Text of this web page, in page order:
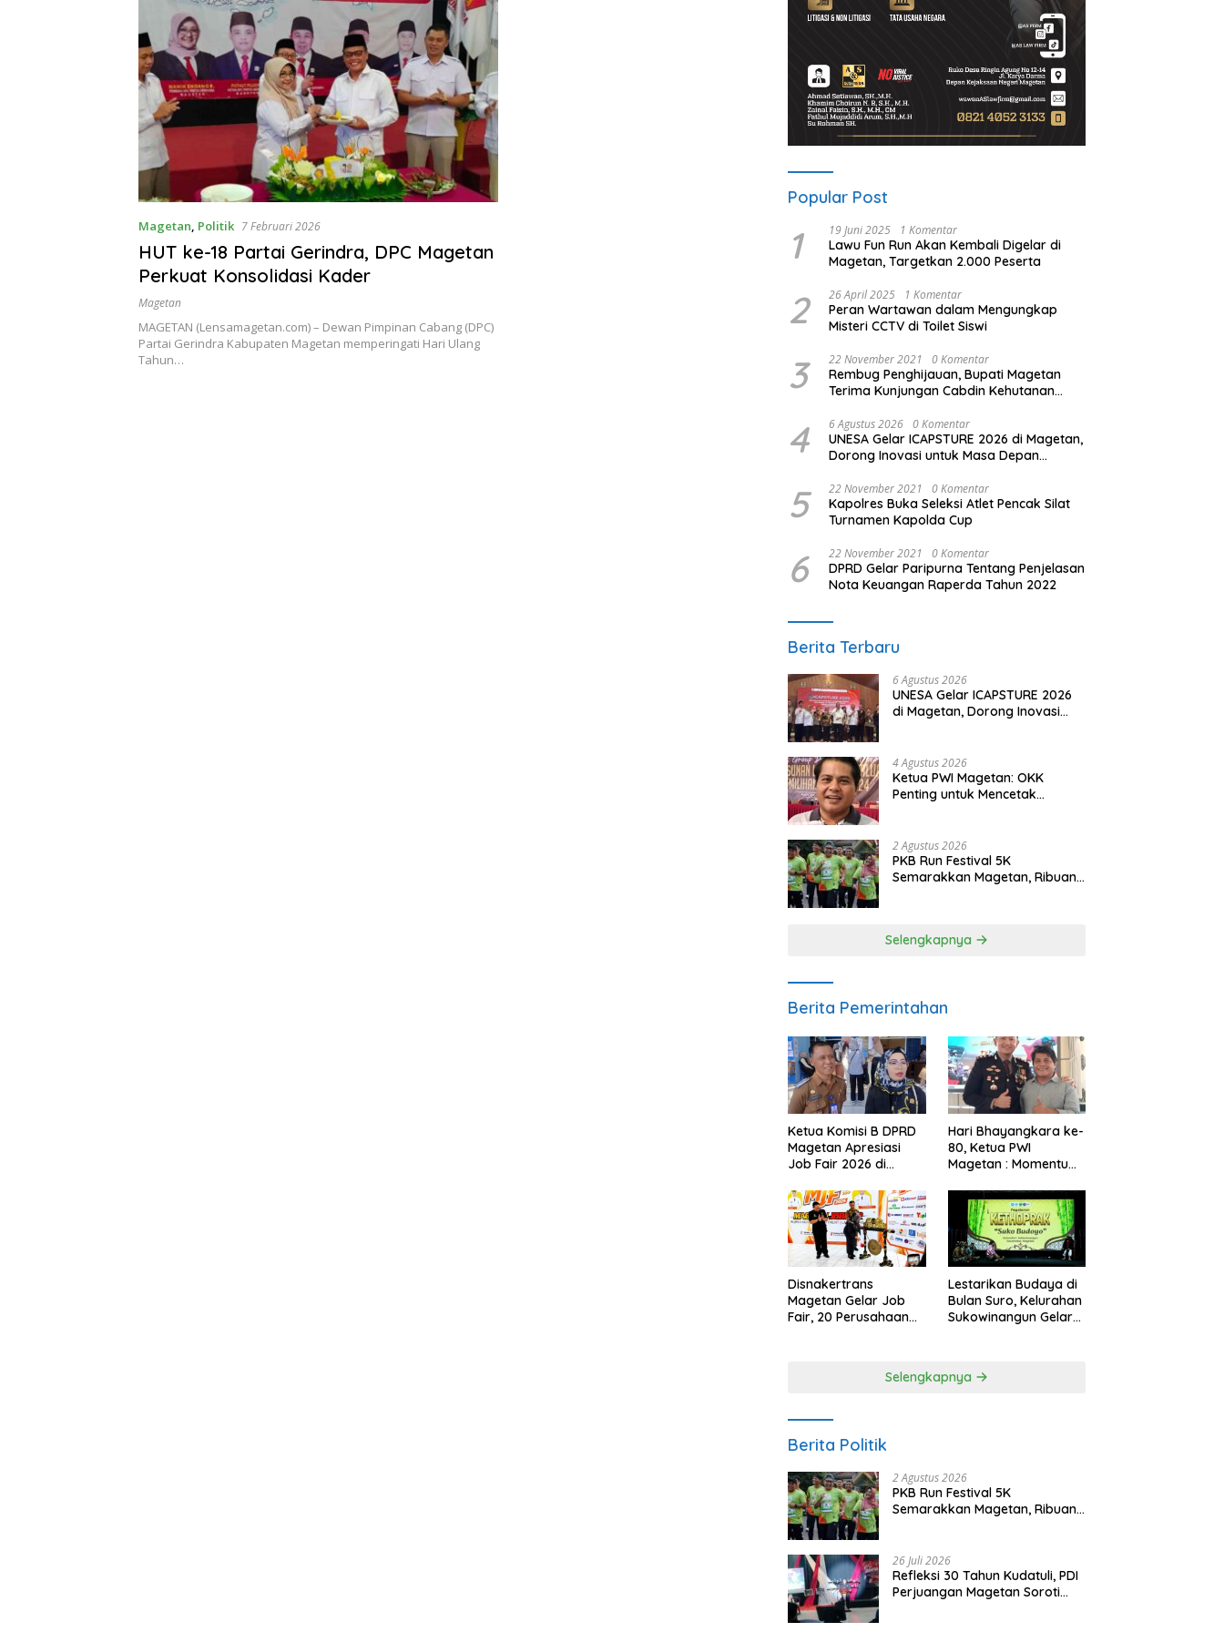
Magetan, Politik 7 Februari 2026
HUT ke-18 Partai Gerindra, DPC Magetan
Perkuat Konsolidasi Kader
Magetan
MAGETAN (Lensamagetan.com) – Dewan Pimpinan Cabang (DPC)
Partai Gerindra Kabupaten Magetan memperingati Hari Ulang
Tahun…
Popular Post
1 19 Juni 2025 1 Komentar
Lawu Fun Run Akan Kembali Digelar di
Magetan, Targetkan 2.000 Peserta
2 26 April 2025 1 Komentar
Peran Wartawan dalam Mengungkap
Misteri CCTV di Toilet Siswi
3 22 November 2021 0 Komentar
Rembug Penghijauan, Bupati Magetan
Terima Kunjungan Cabdin Kehutanan
4 6 Agustus 2026 0 Komentar
UNESA Gelar ICAPSTURE 2026 di Magetan,
Dorong Inovasi untuk Masa Depan
5 22 November 2021 0 Komentar
Kapolres Buka Seleksi Atlet Pencak Silat
Turnamen Kapolda Cup
6 22 November 2021 0 Komentar
DPRD Gelar Paripurna Tentang Penjelasan
Nota Keuangan Raperda Tahun 2022
Berita Terbaru
6 Agustus 2026
UNESA Gelar ICAPSTURE 2026
di Magetan, Dorong Inovasi
4 Agustus 2026
Ketua PWI Magetan: OKK
Penting untuk Mencetak
2 Agustus 2026
PKB Run Festival 5K
Semarakkan Magetan, Ribuan
Selengkapnya
Berita Pemerintahan
Ketua Komisi B DPRD
Magetan Apresiasi
Job Fair 2026 di
Anggaran
Hari Bhayangkara ke-
80, Ketua PWI
Magetan : Momentum
Kepercayaan Publik
Disnakertrans
Magetan Gelar Job
Fair, 20 Perusahaan
Lestarikan Budaya di
Bulan Suro, Kelurahan
Sukowinangun Gelar
Selengkapnya
Berita Politik
2 Agustus 2026
PKB Run Festival 5K
Semarakkan Magetan, Ribuan
26 Juli 2026
Refleksi 30 Tahun Kudatuli, PDI
Perjuangan Magetan Soroti